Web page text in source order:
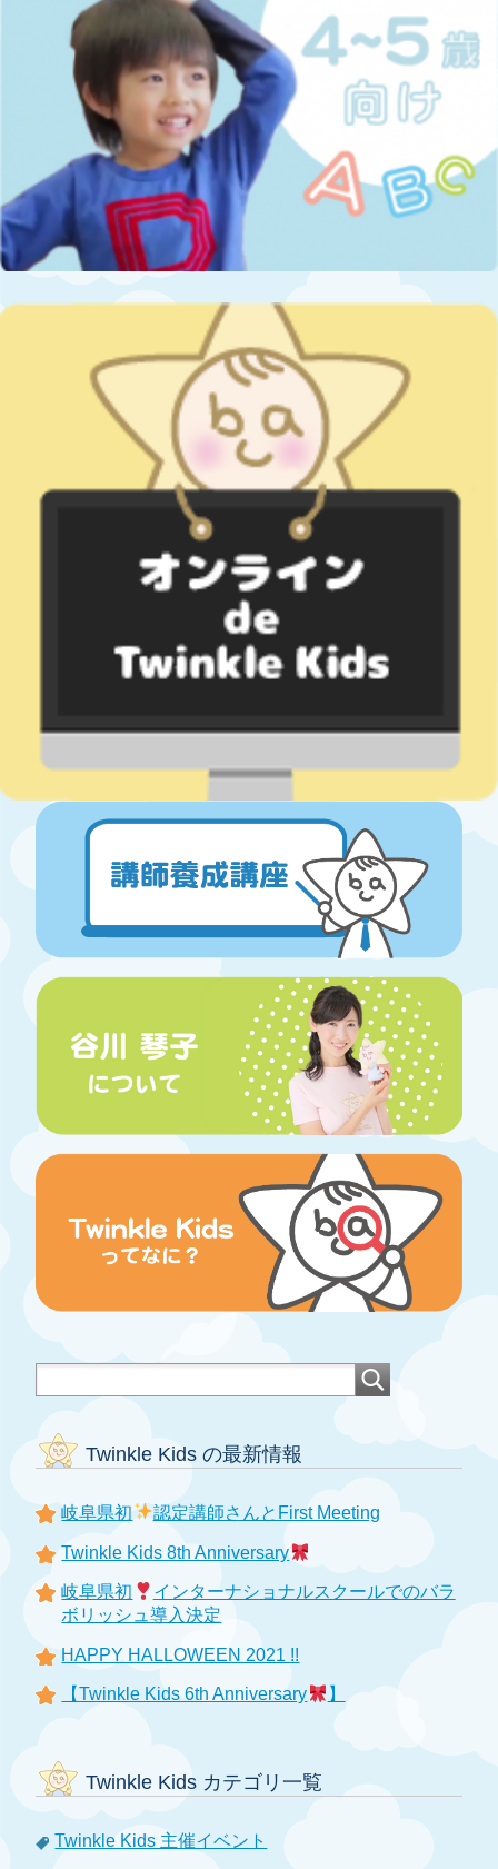
Twinkle Kids の最新情報
岐阜県初 認定講師さんとFirst Meeting
Twinkle Kids 8th Anniversary
岐阜県初
インターナショナルスクールでのバラ
ボリッシュ導入決定
HAPPY HALLOWEEN 2021 !!
【Twinkle Kids 6th Anniversary 】
Twinkle Kids カテゴリ一覧
Twinkle Kids 主催イベント